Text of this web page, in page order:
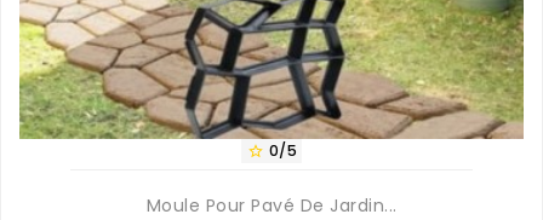
 0/5
Moule Pour Pavé De Jardin...